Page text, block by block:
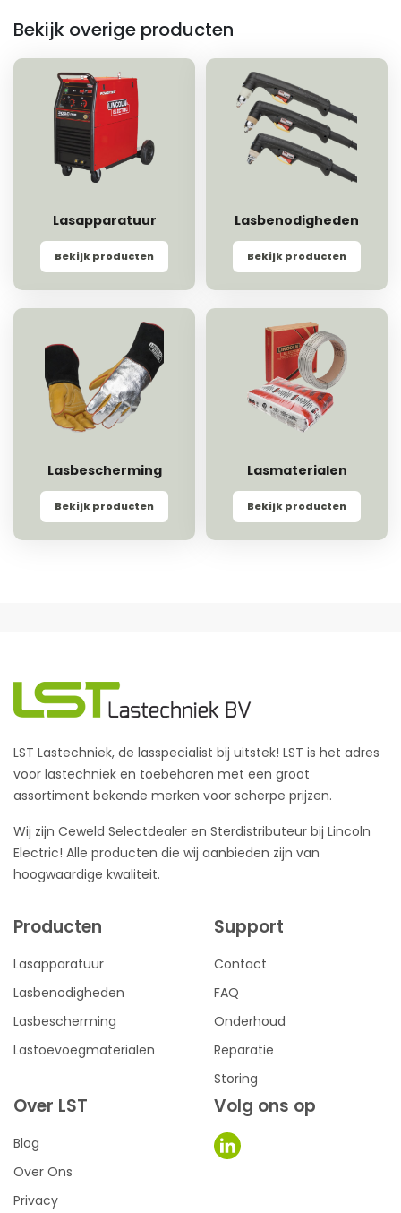
Bekijk overige producten
Lasapparatuur
Bekijk producten
Lasbenodigheden
Bekijk producten
Lasbescherming
Bekijk producten
Lasmaterialen
Bekijk producten
LST Lastechniek, de lasspecialist bij uitstek! LST is het adres
voor lastechniek en toebehoren met een groot
assortiment bekende merken voor scherpe prijzen.
Wij zijn Ceweld Selectdealer en Sterdistributeur bij Lincoln
Electric! Alle producten die wij aanbieden zijn van
hoogwaardige kwaliteit.
Producten
Lasapparatuur
Lasbenodigheden
Lasbescherming
Lastoevoegmaterialen
Support
Contact
FAQ
Onderhoud
Reparatie
Storing
Over LST
Blog
Over Ons
Privacy
Volg ons op